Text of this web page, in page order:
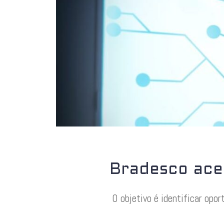
Bradesco
O objetivo é identificar